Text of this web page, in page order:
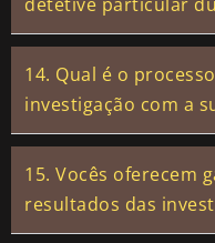
14. Qual é o
investigação com a
15. Vocês oferecem
resultados das